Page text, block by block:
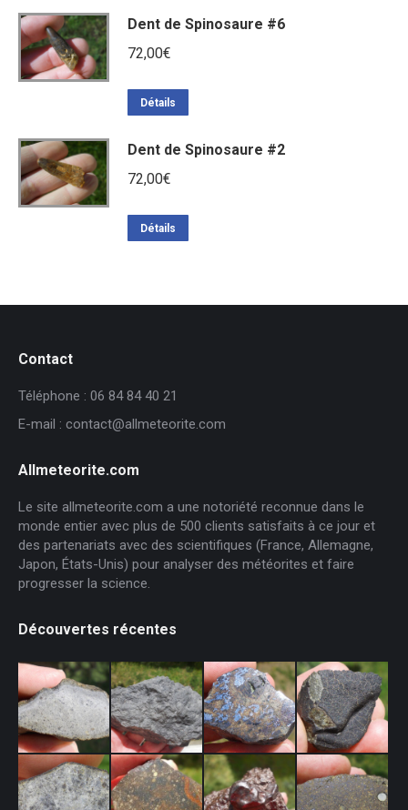
Dent de Spinosaure #6
72,00€
Détails
Dent de Spinosaure #2
72,00€
Détails
Contact
Téléphone : 06 84 84 40 21
E-mail : contact@allmeteorite.com
Allmeteorite.com
Le site allmeteorite.com a une notoriété reconnue dans le
monde entier avec plus de 500 clients satisfaits à ce jour et
des partenariats avec des scientifiques (France, Allemagne,
Japon, États-Unis) pour analyser des météorites et faire
progresser la science.
Découvertes récentes